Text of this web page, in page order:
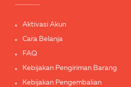
Aktivasi Akun
Cara Belanja
FAQ
Kebijakan Pengiriman Barang
Kebijakan Pengembalian